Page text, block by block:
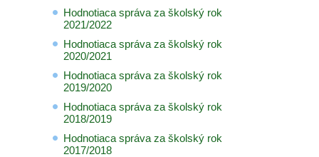
Hodnotiaca správa za školský rok
2021/2022
Hodnotiaca správa za školský rok
2020/2021
Hodnotiaca správa za školský rok
2019/2020
Hodnotiaca správa za školský rok
2018/2019
Hodnotiaca správa za školský rok
2017/2018